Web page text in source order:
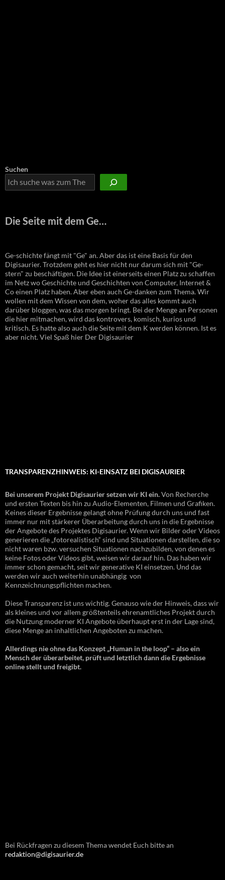
Suchen
Die Seite mit dem Ge…
Ge-schichte fängt mit "Ge" an. Aber das ist eine Basis für den
Digisaurier. Trotzdem geht es hier nicht nur darum sich mit "Ge-
stern" zu beschäftigen. Die Idee ist einerseits einen Platz zu schaffen
im Netz wo Geschichte und Geschichten von Computer, Internet &
Co einen Platz haben. Aber eben auch Ge-danken zum Thema. Wir
wollen mit dem Wissen von dem, woher das alles kommt auch
darüber bloggen, was das morgen bringt. Bei der Menge an Personen
die hier mitmachen, wird das kontrovers, komisch, kurios und
kritisch. Es hatte also auch die Seite mit dem K werden können. Ist es
aber nicht. Viel Spaß hier Der Digisaurier
TRANSPARENZHINWEIS: KI-EINSATZ BEI DIGISAURIER
Bei unserem Projekt Digisaurier setzen wir KI ein.Von Recherche
und ersten Texten bis hin zu Audio-Elementen, Filmen und Grafiken.
Keines dieser Ergebnisse gelangt ohne Prüfung durch uns und fast
immer nur mit stärkerer Überarbeitung durch uns in die Ergebnisse
der Angebote des Projektes Digisaurier. Wenn wir Bilder oder Videos
generieren die „fotorealistisch“ sind und Situationen darstellen, die so
nicht waren bzw. versuchen Situationen nachzubilden, von denen es
keine Fotos oder Videos gibt, weisen wir darauf hin. Das haben wir
immer schon gemacht, seit wir generative KI einsetzen. Und das
werden wir auch weiterhin unabhängig von
Kennzeichnungspflichten machen.
Diese Transparenz ist uns wichtig. Genauso wie der Hinweis, dass wir
als kleines und vor allem größtenteils ehrenamtliches Projekt durch
die Nutzung moderner KI Angebote überhaupt erst in der Lage sind,
diese Menge an inhaltlichen Angeboten zu machen.
Allerdings nie ohne das Konzept „Human in the loop“ – also ein
Mensch der überarbeitet, prüft und letztlich dann die Ergebnisse
online stellt und freigibt.
Bei Rückfragen zu diesem Thema wendet Euch bitte an
redaktion@digisaurier.de